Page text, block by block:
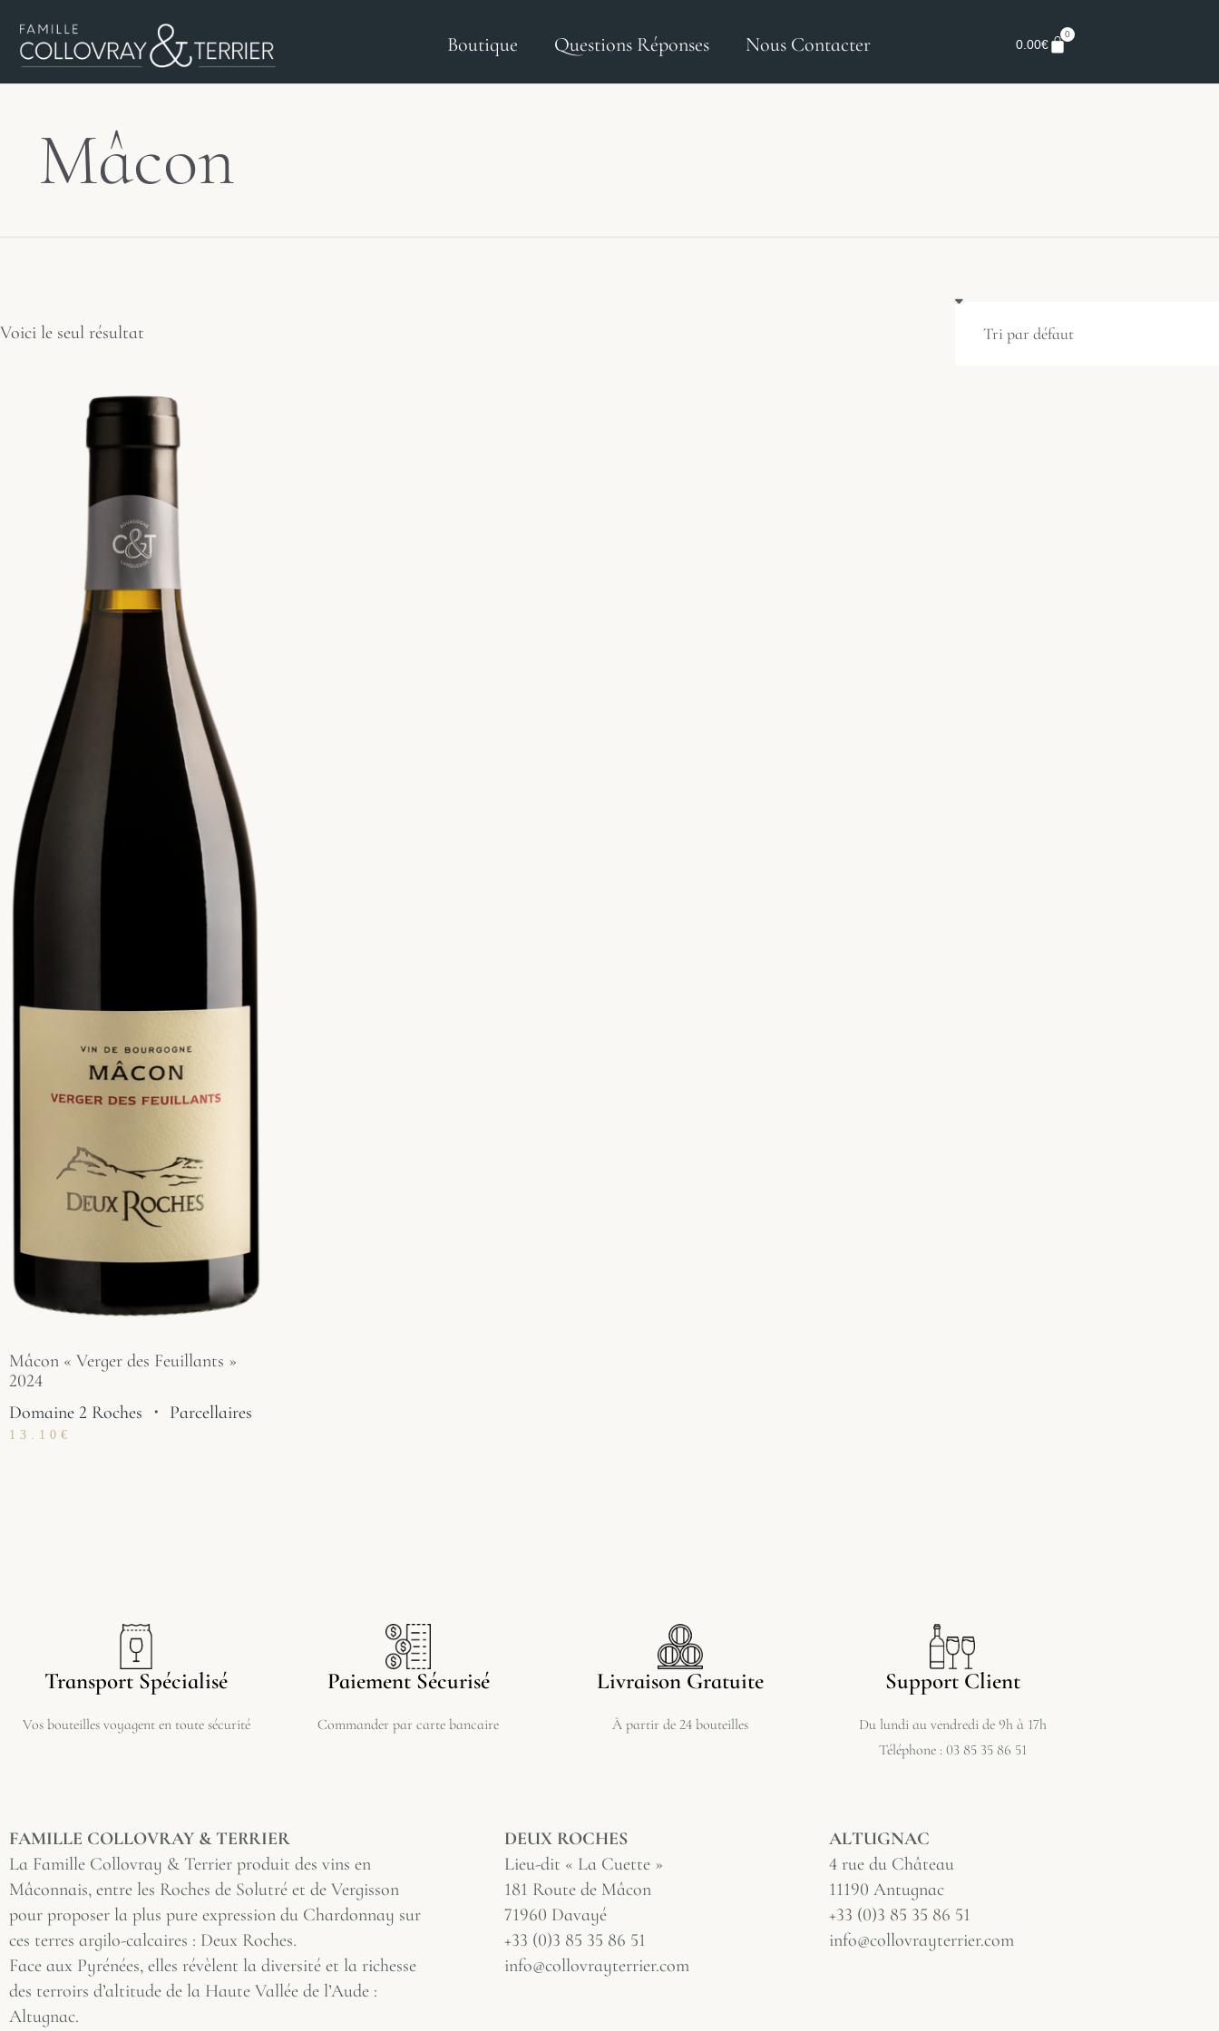
Boutique Questions Réponses Nous Contacter 0.00€
0
Mâcon
Voici le seul résultat
Mâcon « Verger des Feuillants »
2024
Domaine 2 Roches ・ Parcellaires
13.10 €
Transport Spécialisé
Vos bouteilles voyagent en toute sécurité
Paiement Sécurisé
Commander par carte bancaire
Livraison Gratuite
À partir de 24 bouteilles
Support Client
Du lundi au vendredi de 9h à 17h
Téléphone : 03 85 35 86 51
FAMILLE COLLOVRAY & TERRIER
La Famille Collovray & Terrier produit des vins en
Mâconnais, entre les Roches de Solutré et de Vergisson
pour proposer la plus pure expression du Chardonnay sur
ces terres argilo-calcaires : Deux Roches.
Face aux Pyrénées, elles révèlent la diversité et la richesse
des terroirs d’altitude de la Haute Vallée de l’Aude :
Altugnac.
DEUX ROCHES
Lieu-dit « La Cuette »
181 Route de Mâcon
71960 Davayé
+33 (0)3 85 35 86 51
info@collovrayterrier.com
ALTUGNAC
4 rue du Château
11190 Antugnac
+33 (0)3 85 35 86 51
info@collovrayterrier.com